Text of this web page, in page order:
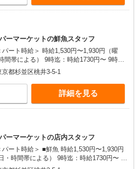
ーマーケットの鮮魚スタッフ
パート時給＞ 時給1,530円〜1,930円（曜
間帯による） 9時迄：時給1730円〜 9時以
給1530円〜 18時以降：時給1680円〜 ★土
円 ★日・祝＋200円 ※アルバイトさんの
募集内容はお問い合わせください
京都杉並区桃井3-5-1
詳細を見る
ーマーケットの店内スタッフ
パート時給＞ ■鮮魚 時給1,530円〜1,930円
・時間帯による） 9時迄：時給1730円〜 9
：時給1530円〜 18時以降：時給1680円〜